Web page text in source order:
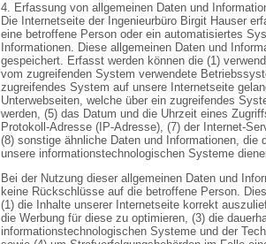
4. Erfassung von allgemeinen Daten und
Die Internetseite der Ingenieurbüro Birgit Hauser
eine betroffene Person oder ein automatisiertes
Informationen. Diese allgemeinen Daten und
gespeichert. Erfasst werden können die (1)
vom zugreifenden System verwendete
zugreifendes System auf unsere Internetseite
Unterwebseiten, welche über ein zugreifendes
werden, (5) das Datum und die Uhrzeit eines
Protokoll-Adresse (IP-Adresse), (7) der Internet-
(8) sonstige ähnliche Daten und Informationen, die
unsere informationstechnologischen Systeme
Bei der Nutzung dieser allgemeinen Daten und
keine Rückschlüsse auf die betroffene Person.
(1) die Inhalte unserer Internetseite korrekt
die Werbung für diese zu optimieren, (3) die
informationstechnologischen Systeme und der